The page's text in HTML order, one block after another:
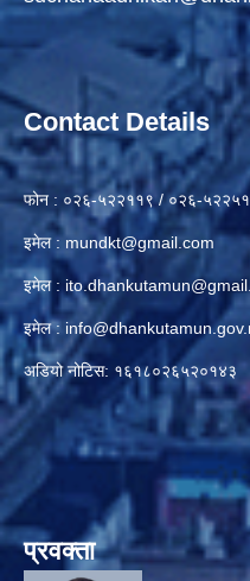
Contact Details
फोन : ०२६-५२२११९ / ०२६-
इमेल : mundkt@gmail.com
इमेल :
इमेल :
अडियो नोटिस: १६१८०२६५२०१४३
प्रवक्ता